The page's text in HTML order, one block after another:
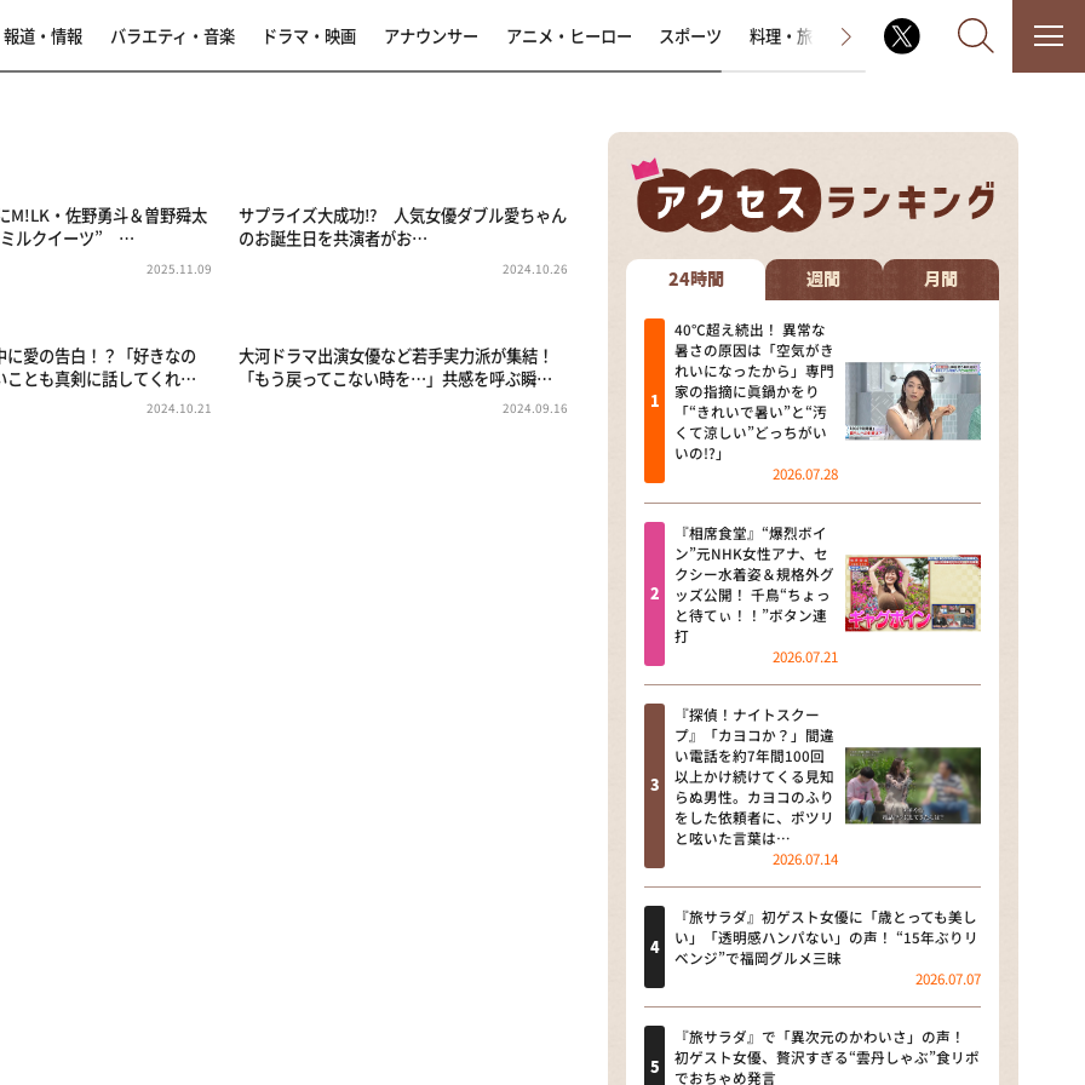
なるみ・岡村の過ぎるTV
相席食堂
これ余談なんですけど・・・
～人生密着トークバラエティ！
～ やすとものいたって真剣です
探偵！ナイトスクープ
news おかえり
河合＆A.B.C-Z塚田×福井アナ
「なんでやねん！？」（news お
かえり）
DAIGOも台所 ～きょうの献立 何
にする？～
本日はダイアンなり！シーズン２
朝だ！生です旅サラダ
教えて！ニュースライブ 正義の
ミカタ
ＬＩＦＥ～夢のカタチ～
新婚さんいらっしゃい！
ザキ山小屋本館
報道・情報 バラエティ・音楽 ドラマ・映画 アナウンサー アニメ・ヒーロー スポーツ 料理・旅 ラジオ番組 その他
M!LK・佐野勇斗＆曽野舜太
ミルクイーツ” …
2025.11.09
サプライズ大成功⁉ 人気女優ダブル愛ちゃん
のお誕生日を共演者がお…
2024.10.26
に愛の告白！？「好きなの
ことも真剣に話してくれ…
2024.10.21
大河ドラマ出演女優など若手実力派が集結！
「もう戻ってこない時を…」共感を呼ぶ瞬…
2024.09.16
24時間 週間 月間
40℃超え続出！ 異常な
暑さの原因は「空気がき
れいになったから」専門
家の指摘に眞鍋かをり
「“きれいで暑い”と“汚
くて涼しい”どっちがい
いの!?」
2026.07.28
『相席食堂』“爆烈ボイ
ン”元NHK女性アナ、セ
クシー水着姿＆規格外グ
ッズ公開！ 千鳥“ちょっ
と待てぃ！！”ボタン連
打
2026.07.21
『探偵！ナイトスクー
プ』「カヨコか？」間違
い電話を約7年間100回
以上かけ続けてくる見知
らぬ男性。カヨコのふり
をした依頼者に、ポツリ
と呟いた言葉は…
2026.07.14
『旅サラダ』初ゲスト女優に「歳とっても美し
い」「透明感ハンパない」の声！ “15年ぶりリ
ベンジ”で福岡グルメ三昧
2026.07.07
『旅サラダ』で「異次元のかわいさ」の声！
初ゲスト女優、贅沢すぎる“雲丹しゃぶ”食リポ
でおちゃめ発言